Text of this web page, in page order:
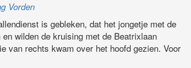
Vorden
is gebleken, dat het jongetje met de
wilden de kruising met de Beatrixlaan
van rechts kwam over het hoofd gezien. Voor